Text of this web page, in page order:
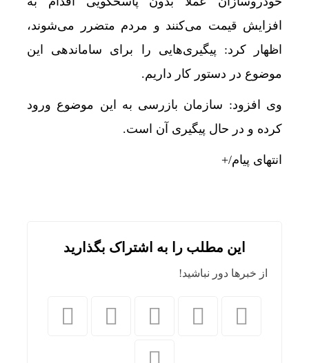
افزایش قیمت می‌کنند و مردم متضرر می‌شوند،
اظهار کرد: پیگیری‌هایی را برای ساماندهی این
موضوع در دستور کار داریم.
وی افزود: سازمان بازرسی به این موضوع ورود
کرده و در حال پیگیری آن است.
انتهای پیام/+
این مطلب را به اشتراک بگذارید
از خبرها دور نباشید!